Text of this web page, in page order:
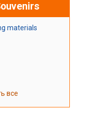
materials
все